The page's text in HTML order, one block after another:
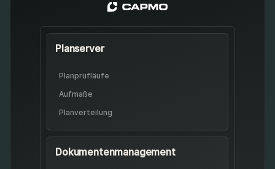
Planserver
Planprüfläufe
Aufmaße
Planverteilung
Dokumenten­management